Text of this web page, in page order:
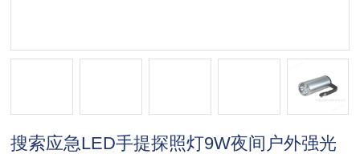
搜索应急LED手提探照灯9W夜间户外强光